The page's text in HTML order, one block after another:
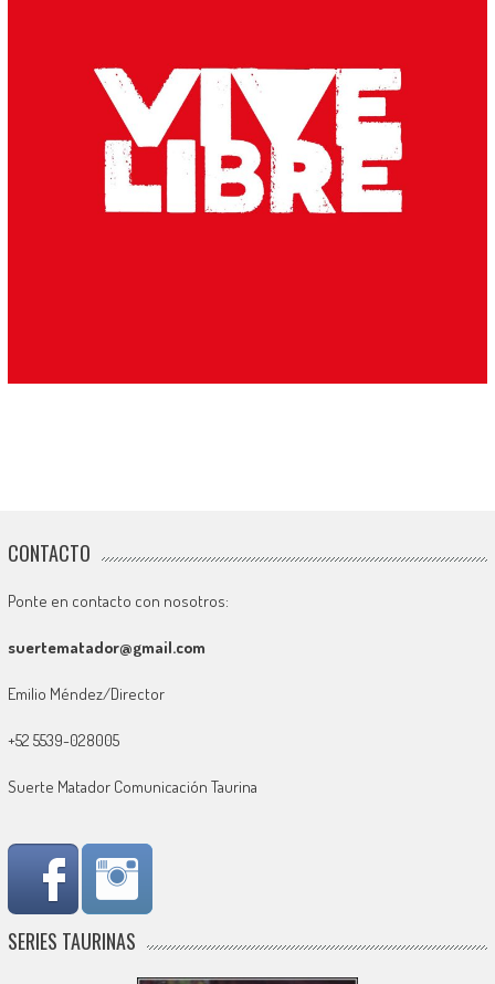
CONTACTO
Ponte en contacto con nosotros:
suertematador@gmail.com
Emilio Méndez/Director
+52 5539-028005
Suerte Matador Comunicación Taurina
SERIES TAURINAS